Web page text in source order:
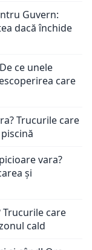
Guvern:
dacă închide
ce unele
care
Trucurile care
vara?
și
Trucurile care
cald